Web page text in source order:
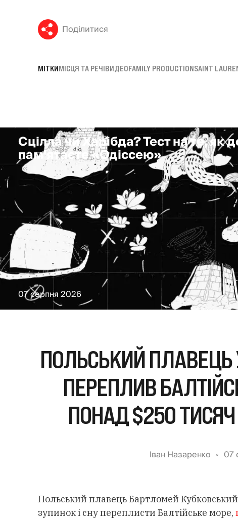
Поділитися
МІТКИМІСЦЯ ТА РЕЧІВИДЕОFAMILY PRODUCTIONSAINT
Сцілла чи Харібда? Тест на те, як
пам'ятаєте «Одіссею»
07 серпня 2026
ПОЛЬСЬКИЙ
ПЕРЕПЛИВ
ПОНАД $250
Іван Назаренко 07
Польський плавець Бартломей
зупинок і сну переплисти Балтійське море,